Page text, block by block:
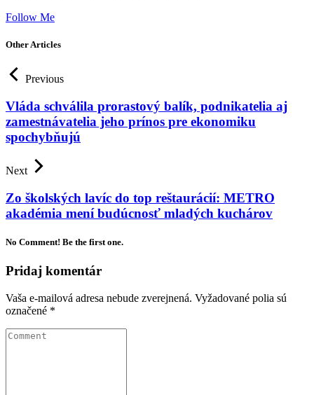
Follow Me
Other Articles
Previous
Vláda schválila prorastový balík, podnikatelia aj
zamestnávatelia jeho prínos pre ekonomiku
spochybňujú
Next
Zo školských lavíc do top reštaurácií: METRO
akadémia mení budúcnosť mladých kuchárov
No Comment! Be the first one.
Pridaj komentár
Vaša e-mailová adresa nebude zverejnená. Vyžadované polia sú
označené *